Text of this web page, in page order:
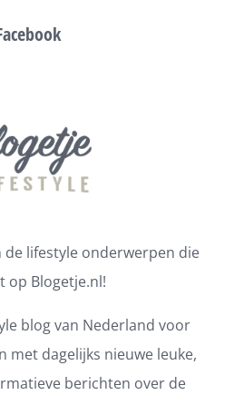
lifestyle onderwerpen die
op Blogetje.nl!
blog van Nederland voor
met dagelijks nieuwe leuke,
berichten over de